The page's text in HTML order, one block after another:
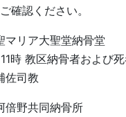
確認ください。
マリア大聖堂納骨堂
時 教区納骨者および
佐司教
倍野共同納骨所